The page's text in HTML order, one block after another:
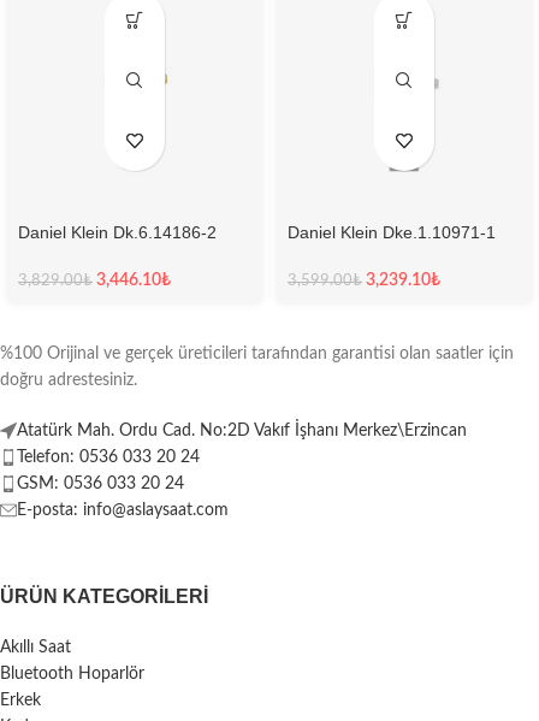
Daniel Klein Dk.6.14186-2
3,829.00₺ 3,446.10₺
Daniel Klein Dke.1.10971-1
3,599.00₺ 3,239.10₺
%100 Orijinal ve gerçek üreticileri tarafından garantisi olan saatler için
doğru adrestesiniz.
Atatürk Mah. Ordu Cad. No:2D Vakıf İşhanı Merkez\Erzincan
Telefon: 0536 033 20 24
GSM: 0536 033 20 24
E-posta: info@aslaysaat.com
ÜRÜN KATEGORILERI
Akıllı Saat
Bluetooth Hoparlör
Erkek